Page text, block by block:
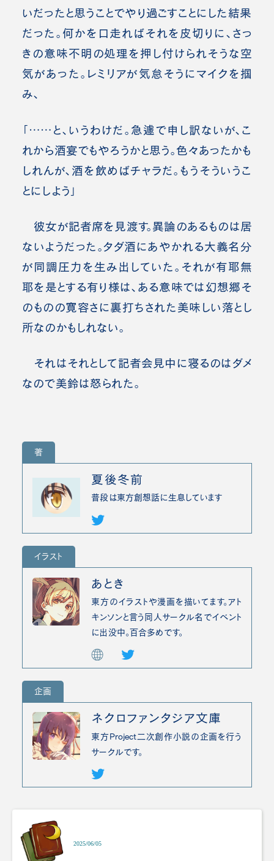
いだったと思うことでやり過ごすことにした結果
だった。何かを口走ればそれを皮切りに、さっ
きの意味不明の処理を押し付けられそうな空
気があった。レミリアが気怠そうにマイクを掴
み、
「……と、いうわけだ。急遽で申し訳ないが、こ
れから酒宴でもやろうかと思う。色々あったかも
しれんが、酒を飲めばチャラだ。もうそういうこ
とにしよう」
彼女が記者席を見渡す。異論のあるものは居
ないようだった。タダ酒にあやかれる大義名分
が同調圧力を生み出していた。それが有耶無
耶を是とする有り様は、ある意味では幻想郷そ
のものの寛容さに裏打ちされた美味しい落とし
所なのかもしれない。
それはそれとして記者会見中に寝るのはダメ
なので美鈴は怒られた。
著
夏後冬前
普段は東方創想話に生息しています
イラスト
あとき
東方のイラストや漫画を描いてます。アト
キンソンと言う同人サークル名でイベント
に出没中。百合多めです。
企画
ネクロファンタジア文庫
東方Project二次創作小説の企画を行う
サークルです。
2025/06/05